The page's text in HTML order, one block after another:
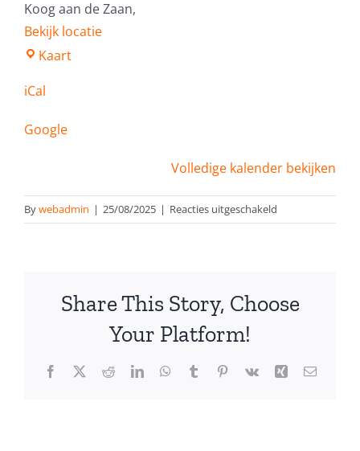
Koog aan de Zaan,
Bekijk locatie
KaartSporthal
iCal
Google
Volledige kalender bekijken
Bywebadmin | 25/08/2025 | Reacties uitgeschakeld
Vrijspelen
Share This Story, Choose
Your Platform!
Facebook
X RedditLinkedInWhatsApp
TumblrPinterest
Vk Xing Email